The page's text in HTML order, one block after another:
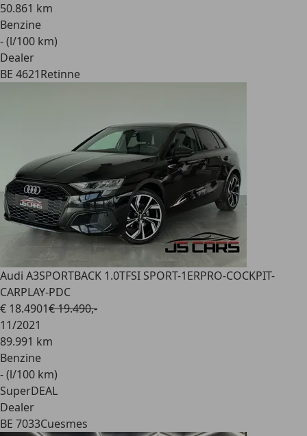
50.861 km
Benzine
- (l/100 km)
Dealer
BE 4621Retinne
Audi A3SPORTBACK 1.0TFSI SPORT-1ERPRO-COCKPIT-
CARPLAY-PDC
€ 18.4901€ 19.490,-
11/2021
89.991 km
Benzine
- (l/100 km)
SuperDEAL
Dealer
BE 7033Cuesmes